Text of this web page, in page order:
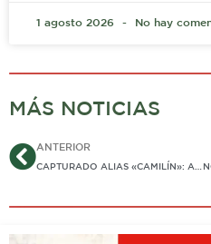
1 agosto 2026 No hay
MÁS NOTICIAS
AntANTERIOR